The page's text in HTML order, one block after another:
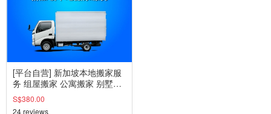
[平台自营] 新加坡本地搬家服
务 组屋搬家 公寓搬家 别墅搬
家 标准服务标准价格 省时省
钱省心
S$380.00
24 reviews